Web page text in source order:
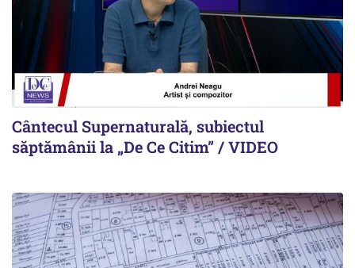
Cântecul Supernaturală, subiectul
săptămânii la „De Ce Citim” / VIDEO